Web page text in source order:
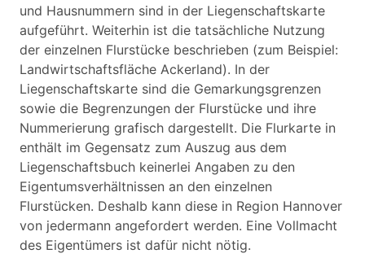
und Hausnummern sind in der Liegenschaftskarte
aufgeführt. Weiterhin ist die tatsächliche Nutzung
der einzelnen Flurstücke beschrieben (zum Beispiel:
Landwirtschaftsfläche Ackerland). In der
Liegenschaftskarte sind die Gemarkungsgrenzen
sowie die Begrenzungen der Flurstücke und ihre
Nummerierung grafisch dargestellt. Die Flurkarte in
enthält im Gegensatz zum Auszug aus dem
Liegenschaftsbuch keinerlei Angaben zu den
Eigentumsverhältnissen an den einzelnen
Flurstücken. Deshalb kann diese in Region Hannover
von jedermann angefordert werden. Eine Vollmacht
des Eigentümers ist dafür nicht nötig.